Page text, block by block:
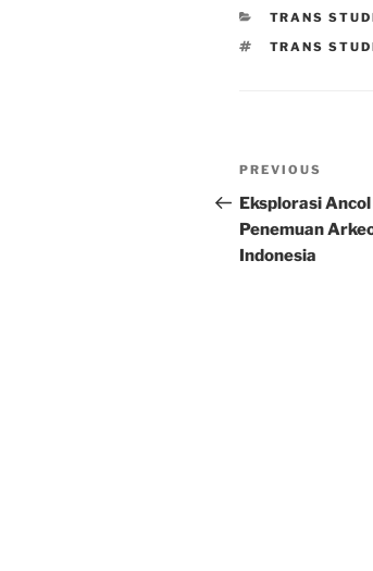
CATEGORIES
TRANS
TAGS
TRANS
Post
Previous
Post
PREVIOUS
Eksplorasi
Penemuan
Indonesia